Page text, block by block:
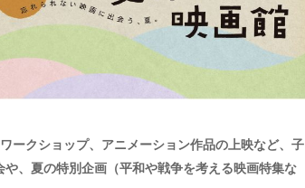
ークショップ、アニメーション作品の上映など、 子
や、夏の特別企画（平和や戦争を考える映画特集な